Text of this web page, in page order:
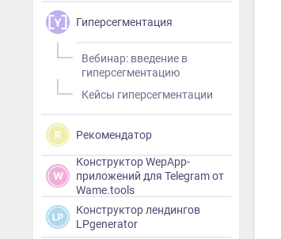
Гиперсегментация
Вебинар: введение в
гиперсегментацию
Кейсы гиперсегментации
Рекомендатор
Конструктор WepApp-
приложений для Telegram от
Wame.tools
Конструктор лендингов
LPgenerator